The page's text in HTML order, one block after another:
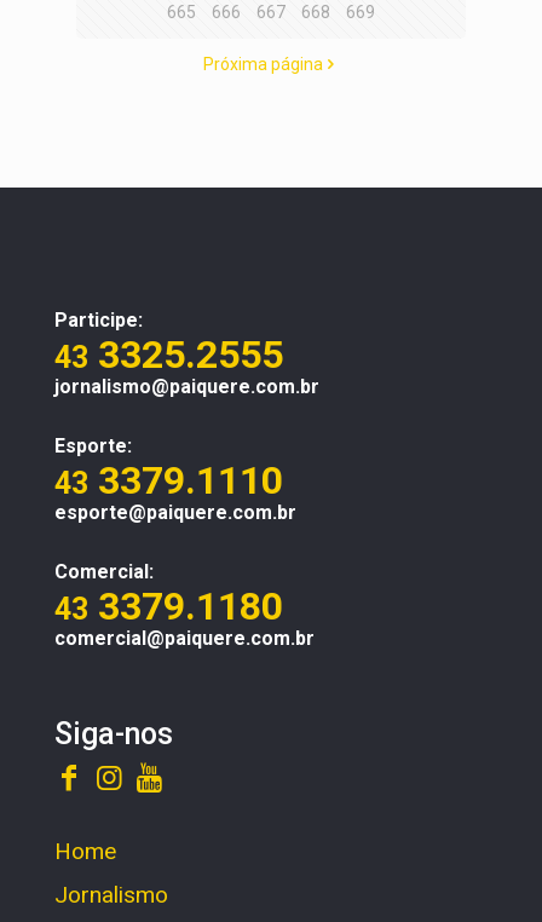
665 666 667 668 669
Próxima página
Participe:
43 3325.2555
jornalismo@paiquere.com.br
Esporte:
43 3379.1110
esporte@paiquere.com.br
Comercial:
43 3379.1180
comercial@paiquere.com.br
Siga-nos
Home
Jornalismo